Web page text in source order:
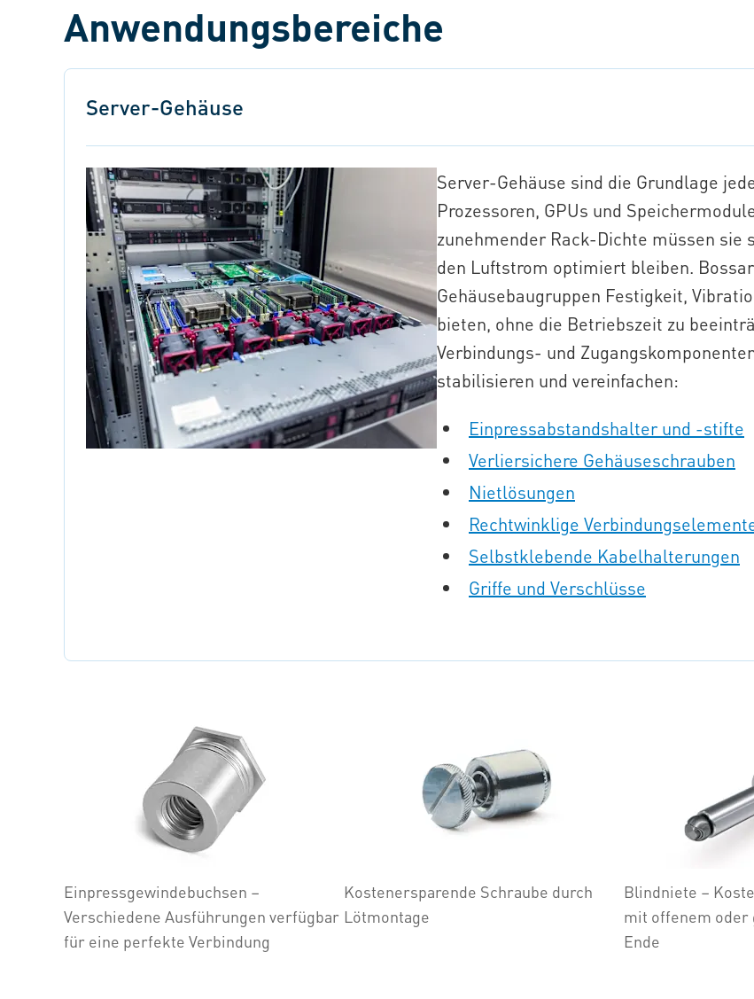
Anwendungsbereiche
Server-Gehäuse
Server-Gehäuse sind die Grundlage
Prozessoren, GPUs und
zunehmender Rack-Dichte müssen
den Luftstrom optimiert bleiben.
Gehäusebaugruppen Festigkeit,
bieten, ohne die Betriebszeit zu
Verbindungs- und
stabilisieren und vereinfachen:
Einpressabstandshalter und -stifte
Verliersichere Gehäuseschrauben
Nietlösungen
Rechtwinklige
Selbstklebende Kabelhalterungen
Griffe und Verschlüsse
Einpressgewindebuchsen –
Verschiedene Ausführungen verfügbar
für eine perfekte Verbindung
Kostenersparende Schraube durch
Lötmontage
Blindniete –
mit offenem oder
Ende